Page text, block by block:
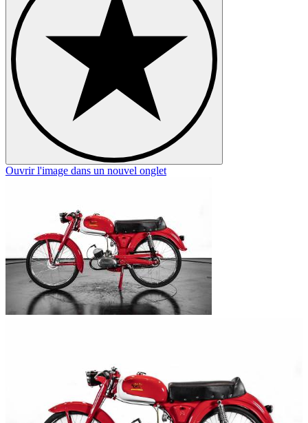
Ouvrir l'image dans un nouvel onglet